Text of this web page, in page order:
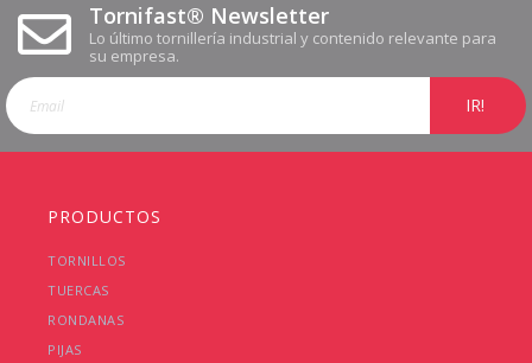
Tornifast® Newsletter
Lo último tornillería industrial y contenido relevante para
su empresa.
IR!
PRODUCTOS
TORNILLOS
TUERCAS
RONDANAS
PIJAS